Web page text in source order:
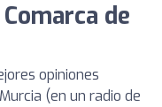
de
opiniones
(en un radio de